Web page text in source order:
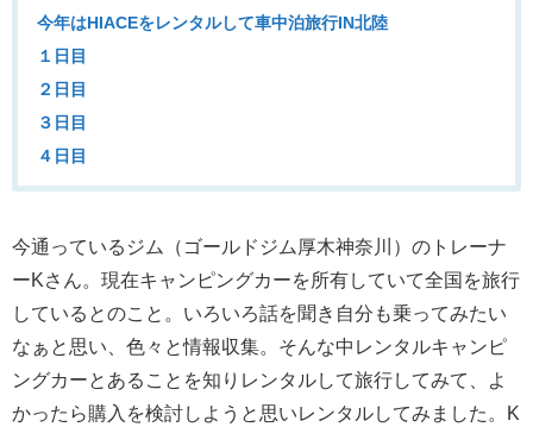
今年はHIACEをレンタルして車中泊旅行IN北陸
１日目
２日目
３日目
４日目
今通っているジム（ゴールドジム厚木神奈川）のトレーナ
ーKさん。現在キャンピングカーを所有していて全国を旅行
しているとのこと。いろいろ話を聞き自分も乗ってみたい
なぁと思い、色々と情報収集。そんな中レンタルキャンピ
ングカーとあることを知りレンタルして旅行してみて、よ
かったら購入を検討しようと思いレンタルしてみました。K